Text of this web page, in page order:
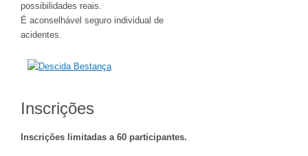
possibilidades reais.
É aconselhável seguro individual de
acidentes.
Inscrições
Inscrições limitadas a 60 participantes.